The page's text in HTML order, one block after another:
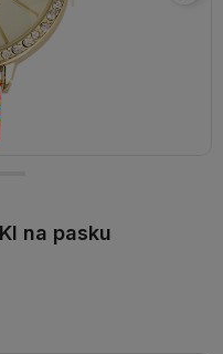
na pasku